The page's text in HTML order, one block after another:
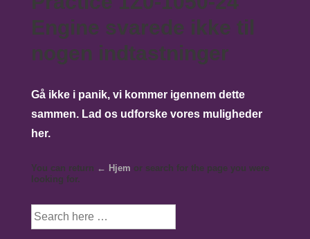
Engine svarede ikke til
nogen indtastninger
Gå ikke i panik, vi kommer igennem dette
sammen. Lad os udforske vores muligheder
her.
You can return ← Hjem or search for the page you were
looking for.
Søg
efter: